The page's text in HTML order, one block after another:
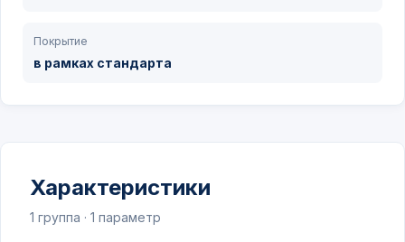
Покрытие
в рамках стандарта
Характеристики
1 группа · 1 параметр